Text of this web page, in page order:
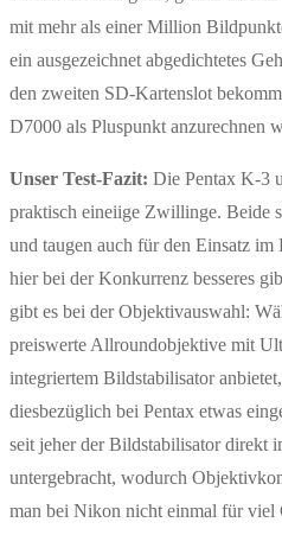
mit mehr als einer Million
ein ausgezeichnet abgedichtetes
den zweiten SD-Kartenslot
D7000 als Pluspunkt anzurechnen
Unser Test-Fazit: Die Pentax K-3
praktisch eineiige Zwillinge. Beide
und taugen auch für den Einsatz
hier bei der Konkurrenz besseres
gibt es bei der Objektivauswahl:
preiswerte Allroundobjektive mit
integriertem Bildstabilisator
diesbezüglich bei Pentax etwas
seit jeher der Bildstabilisator direkt
untergebracht, wodurch
man bei Nikon nicht einmal für viel